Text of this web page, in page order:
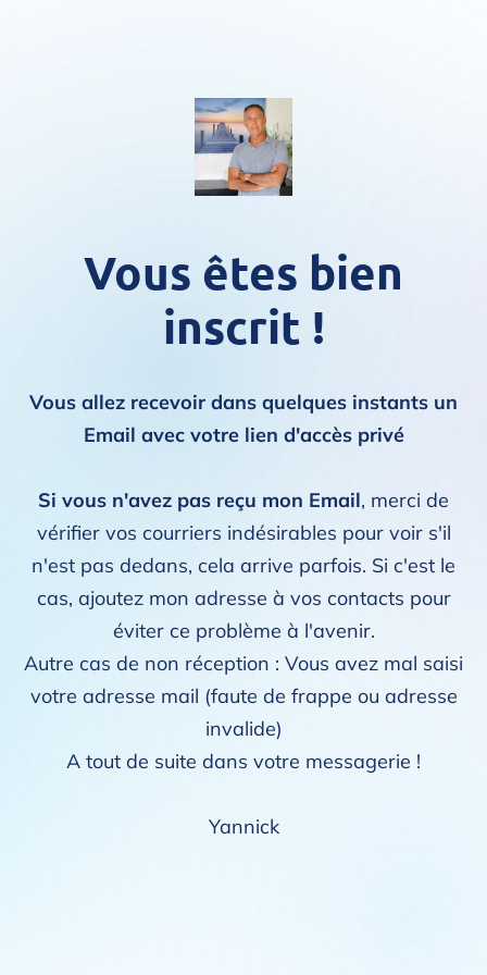
Vous êtes bien
inscrit !
Vous allez recevoir dans quelques instants un
Email avec votre lien d'accès privé
Si vous n'avez pas reçu mon Email, merci de
vérifier vos courriers indésirables pour voir s'il
n'est pas dedans, cela arrive parfois. Si c'est le
cas, ajoutez mon adresse à vos contacts pour
éviter ce problème à l'avenir.
Autre cas de non réception : Vous avez mal saisi
votre adresse mail (faute de frappe ou adresse
invalide)
A tout de suite dans votre messagerie !
Yannick